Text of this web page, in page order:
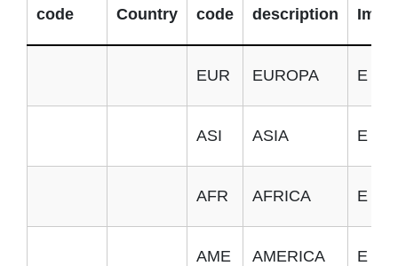
code
Country
code
description
EUR EUROPA E
ASI ASIA E
AFR AFRICA E
AME AMERICA E